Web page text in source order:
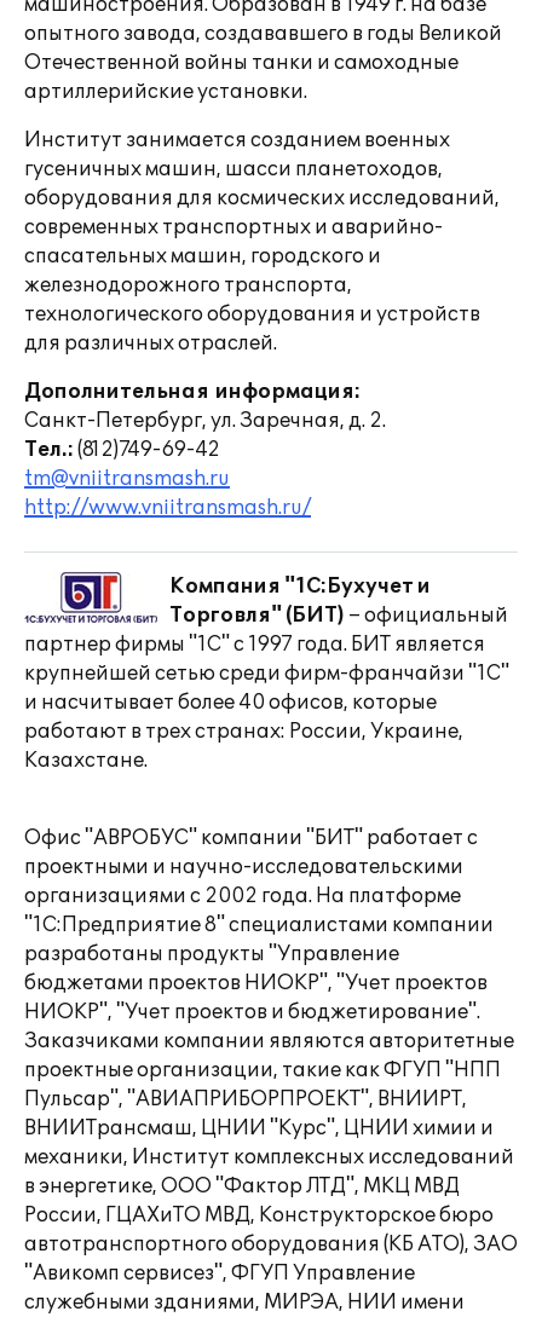
машиностроения. Образован в 1949 г. на базе
опытного завода, создававшего в годы Великой
Отечественной войны танки и самоходные
артиллерийские установки.
Институт занимается созданием военных
гусеничных машин, шасси планетоходов,
оборудования для космических исследований,
современных транспортных и аварийно-
спасательных машин, городского и
железнодорожного транспорта,
технологического оборудования и устройств
для различных отраслей.
Дополнительная информация:
Санкт-Петербург, ул. Заречная, д. 2.
Тел.: (812)749-69-42
tm@vniitransmash.ru
http://www.vniitransmash.ru/
Компания "1С:Бухучет и
Торговля" (БИТ) – официальный
партнер фирмы "1С" с 1997 года. БИТ является
крупнейшей сетью среди фирм-франчайзи "1С"
и насчитывает более 40 офисов, которые
работают в трех странах: России, Украине,
Казахстане.
Офис "АВРОБУС" компании "БИТ" работает с
проектными и научно-исследовательскими
организациями с 2002 года. На платформе
"1С:Предприятие 8" специалистами компании
разработаны продукты "Управление
бюджетами проектов НИОКР", "Учет проектов
НИОКР", "Учет проектов и бюджетирование".
Заказчиками компании являются авторитетные
проектные организации, такие как ФГУП "НПП
Пульсар", "АВИАПРИБОРПРОЕКТ", ВНИИРТ,
ВНИИТрансмаш, ЦНИИ "Курс", ЦНИИ химии и
механики, Институт комплексных исследований
в энергетике, ООО "Фактор ЛТД", МКЦ МВД
России, ГЦАХиТО МВД, Конструкторское бюро
автотранспортного оборудования (КБ АТО), ЗАО
"Авикомп сервисез", ФГУП Управление
служебными зданиями, МИРЭА, НИИ имени